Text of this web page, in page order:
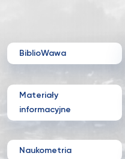
BiblioWawa
Materiały
informacyjne
Naukometria